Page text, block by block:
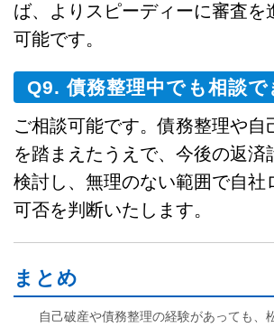
ば、よりスピーディーに審査を
可能です。
Q9. 債務整理中でも相談で
ご相談可能です。債務整理や自
を踏まえたうえで、今後の返済
検討し、無理のない範囲で自社
可否を判断いたします。
まとめ
自己破産や債務整理の経験があっても、